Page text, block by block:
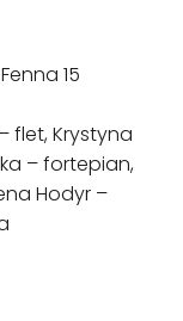
15
flet, Krystyna
– fortepian,
Hodyr –